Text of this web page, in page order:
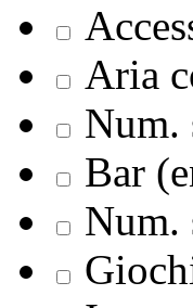
Aria
Num.
Bar
Num.